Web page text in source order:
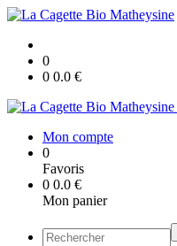
0
0 0.0 €
Mon compte
0
Favoris
0 0.0 €
Mon panier